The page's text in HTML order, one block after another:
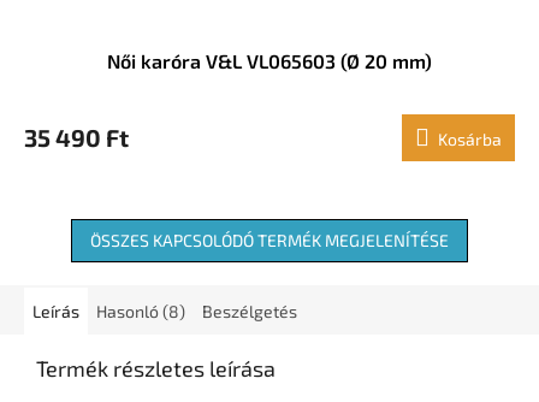
Női karóra V&L VL065603 (Ø 20 mm)
35 490 Ft Kosárba
ÖSSZES KAPCSOLÓDÓ TERMÉK MEGJELENÍTÉSE
Leírás Hasonló (8) Beszélgetés
Termék részletes leírása